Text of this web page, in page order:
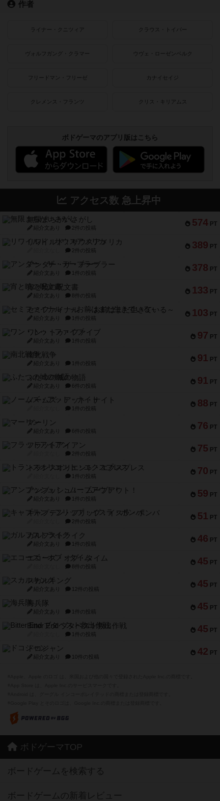
作者
ライナー・クニツィア クラウス・トイバー
ヴォルフガング・クラマー ウヴェ・ローゼンベルク
フリードマン・フリーゼ カナイセイジ
クレメンス・フランツ クリス・キリアムス
ボドゲーマのアプリ版はこちら
アクセス数 急上昇中
574 PT
無限まちがいさがし
紹介文あり 2件の投稿
389 PT
リワイルド：サウスアメリカ
2件の投稿
378 PT
アンダー・ザ・テーブラー
紹介文あり 1件の投稿
133 PT
宵と暁の呪文書
紹介文あり 8件の投稿
103 PT
セミファイナル ～お前はまだ生きている～
紹介文あり 1件の投稿
97 PT
ワン・トゥ・ファイブ
紹介文あり 1件の投稿
91 PT
南北戦争
紹介文あり 1件の投稿
91 PT
ふたつの城の物語
紹介文あり 6件の投稿
88 PT
ノームズ・アット・ナイト
1件の投稿
76 PT
マーリン
紹介文あり 6件の投稿
75 PT
フラットアイアン
2件の投稿
70 PT
トランスオリエント・エクスプレス
1件の投稿
59 PT
アンブッシュ！：ムーブアウト！
紹介文あり 1件の投稿
51 PT
キャプテン・フリップ：イスラ・ボンバ
2件の投稿
46 PT
ガルフストライク
紹介文あり 1件の投稿
45 PT
エコーズ・オブ・タイム
8件の投稿
45 PT
スカルキング
紹介文あり 12件の投稿
45 PT
海兵隊
紹介文あり 1件の投稿
45 PT
Bitter End ブタペスト救出作戦
1件の投稿
42 PT
ドコジャン
紹介文あり 10件の投稿
ボドゲーマTOP
ボードゲームを検索する
ボードゲームの新着レビュー